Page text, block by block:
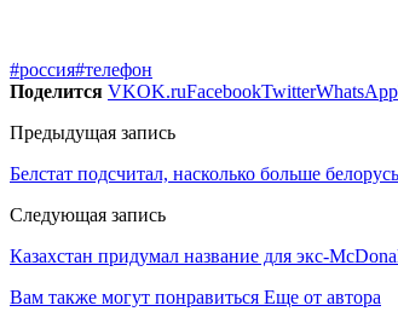
#россия#телефон
Поделится VKOK.ruFacebookTwitterWhatsApp
Предыдущая запись
Белстат подсчитал, насколько больше
Следующая запись
Казахстан придумал название для экс-
Вам также могут понравиться Еще от автора